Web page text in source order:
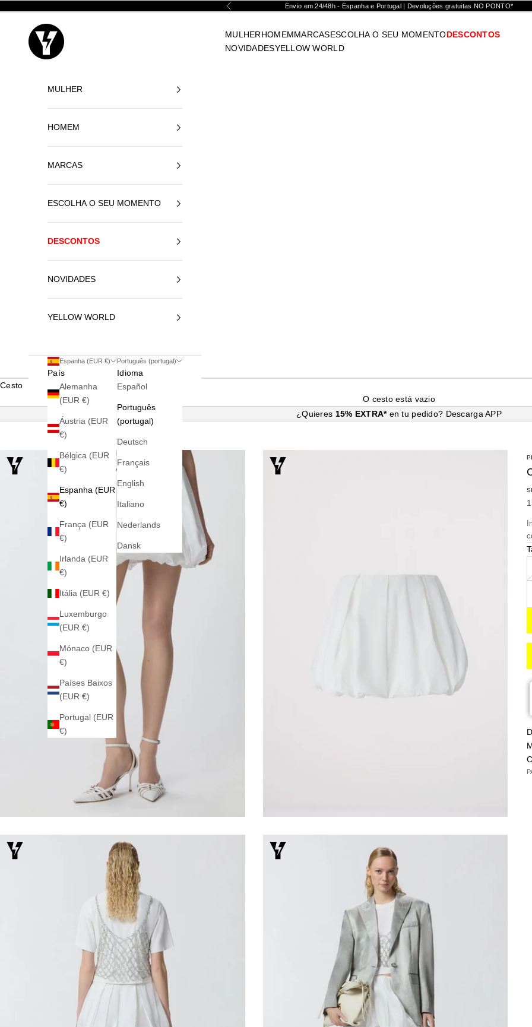
Anterior Envio em 24/48h - Espanha e Portugal | Devoluções gratuitas NO PONTO*
Yellowshop MULHERHOMEMMARCASESCOLHA O SEU MOMENTODESCONTOS
NOVIDADESYELLOW WORLD
MULHER
HOMEM
MARCAS
ESCOLHA O SEU MOMENTO
DESCONTOS
NOVIDADES
YELLOW WORLD
Espanha (EUR €)
País
Alemanha
(EUR €)
Áustria (EUR
€)
Bélgica (EUR
€)
Espanha (EUR
€)
França (EUR
€)
Irlanda (EUR
€)
Itália (EUR €)
Luxemburgo
(EUR €)
Mónaco (EUR
€)
Países Baixos
(EUR €)
Portugal (EUR
€)
Português (portugal)
Idioma
Español
Português
(portugal)
Deutsch
Français
English
Italiano
Nederlands
Dansk
Cesto
O cesto está vazio
¿Quieres 15% EXTRA* en tu pedido? Descarga APP